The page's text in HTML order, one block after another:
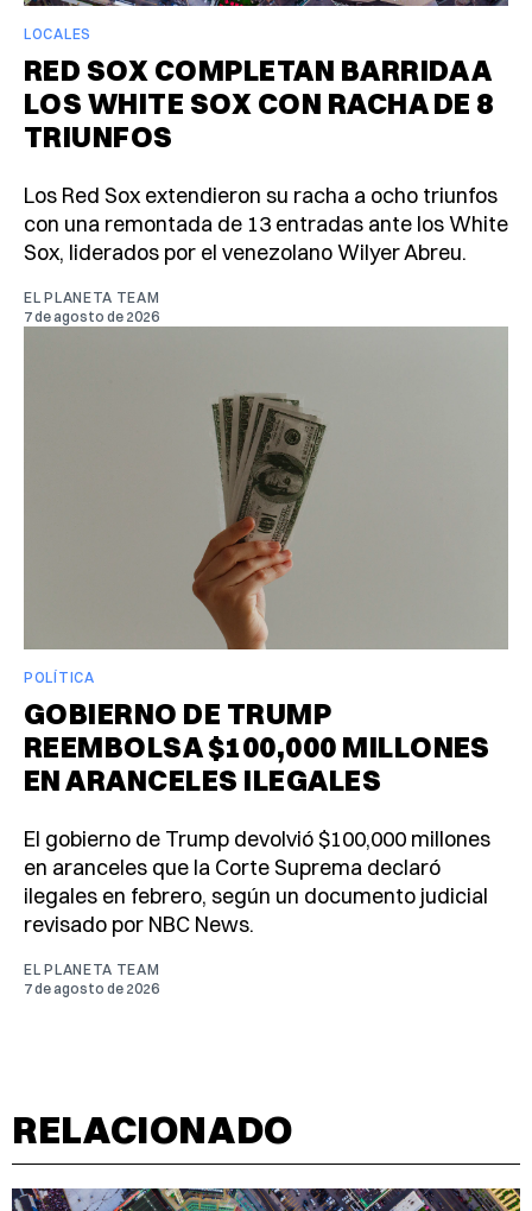
LOCALES
RED SOX COMPLETAN BARRIDA A
LOS WHITE SOX CON RACHA DE 8
TRIUNFOS
Los Red Sox extendieron su racha a ocho triunfos
con una remontada de 13 entradas ante los White
Sox, liderados por el venezolano Wilyer Abreu.
EL PLANETA TEAM
7 de agosto de 2026
POLÍTICA
GOBIERNO DE TRUMP
REEMBOLSA $100,000 MILLONES
EN ARANCELES ILEGALES
El gobierno de Trump devolvió $100,000 millones
en aranceles que la Corte Suprema declaró
ilegales en febrero, según un documento judicial
revisado por NBC News.
EL PLANETA TEAM
7 de agosto de 2026
RELACIONADO